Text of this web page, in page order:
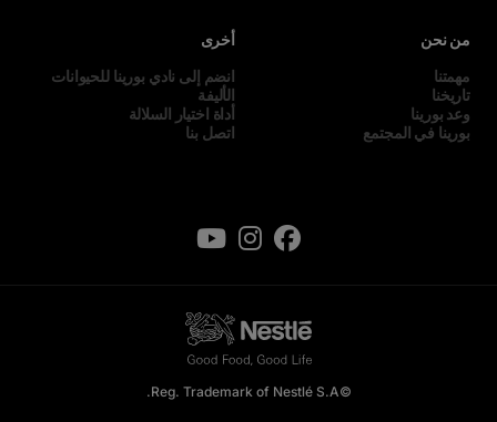
من نحن
مهمتنا
تاريخنا
وعد بورينا
بورينا في المجتمع
أخرى
انضم إلى نادي بورينا للحيوانات
الأليفة
أداة اختيار السلالة
اتصل بنا
©Reg. Trademark of Nestlé S.A.